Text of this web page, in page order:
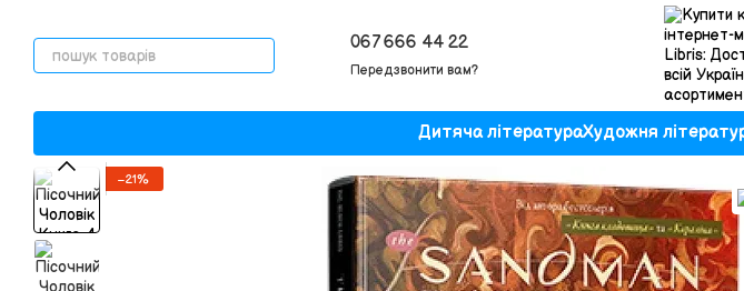
067 666 44 22
Передзвонити вам?
Дитяча літератураХудожня
−21%